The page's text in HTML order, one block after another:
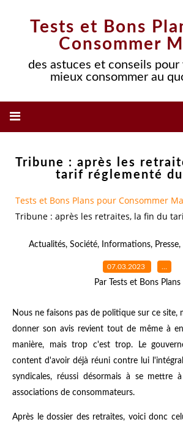
Tests et Bons
Consommer
des astuces et conseils pour
mieux consommer au
Tribune : après les
tarif réglementé du
Tests et Bons Plans pour Consommer
Tribune : après les retraites, la fin du
Actualités, Société, Informations, Presse,
07.03.2023 …
Par Tests et Bons Plans
Nous ne faisons pas de politique sur ce site,
donner son avis revient tout de même à
manière, mais trop c'est trop. Le
content d'avoir déjà réuni contre lui
syndicales, réussi désormais à se mettre
associations de consommateurs.
Après le dossier des retraites, voici donc